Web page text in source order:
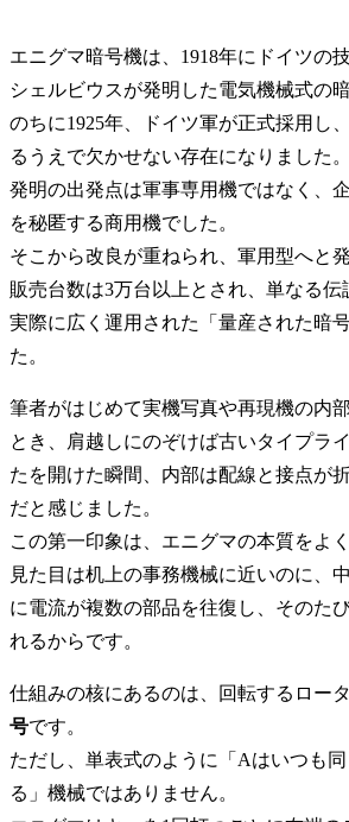
エニグマ暗号機は、1918年にドイツの
シェルビウスが発明した電気機械式の
のちに1925年、ドイツ軍が正式採用し
るうえで欠かせない存在になりました。
発明の出発点は軍事専用機ではなく、
を秘匿する商用機でした。
そこから改良が重ねられ、軍用型へと
販売台数は3万台以上とされ、単なる伝
実際に広く運用された「量産された暗
た。
筆者がはじめて実機写真や再現機の内
とき、肩越しにのぞけば古いタイプラ
たを開けた瞬間、内部は配線と接点が
だと感じました。
この第一印象は、エニグマの本質をよ
見た目は机上の事務機械に近いのに、
に電流が複数の部品を往復し、そのた
れるからです。
仕組みの核にあるのは、回転するロー
号です。
ただし、単表式のように「Aはいつも
る」機械ではありません。